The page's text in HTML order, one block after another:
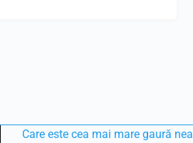
Care este cea mai mare gaură